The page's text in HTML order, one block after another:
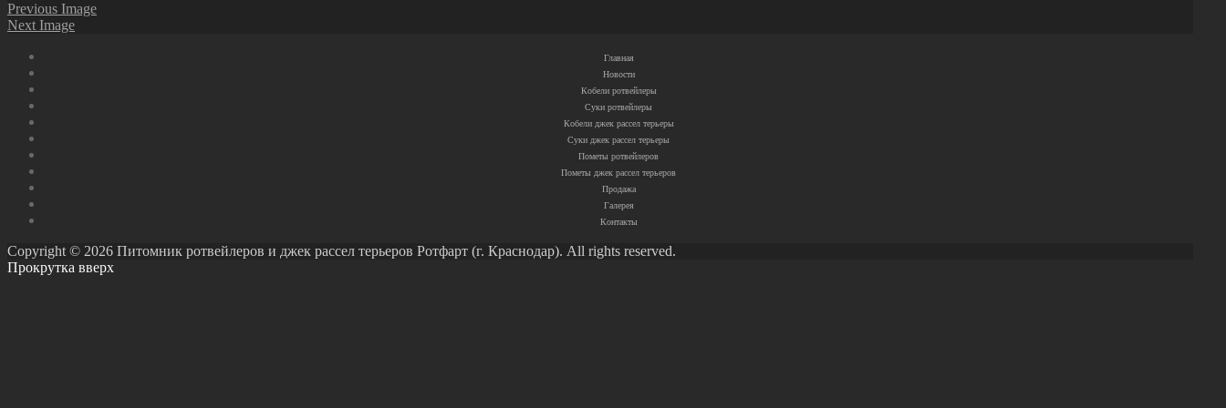
Previous Image
Next Image
Главная
Новости
Кобели ротвейлеры
Суки ротвейлеры
Кобели джек рассел терьеры
Суки джек рассел терьеры
Пометы ротвейлеров
Пометы джек рассел терьеров
Продажа
Галерея
Контакты
Copyright © 2026 Питомник ротвейлеров и джек рассел терьеров Ротфарт (г. Краснодар). All rights reserved.
Прокрутка вверх